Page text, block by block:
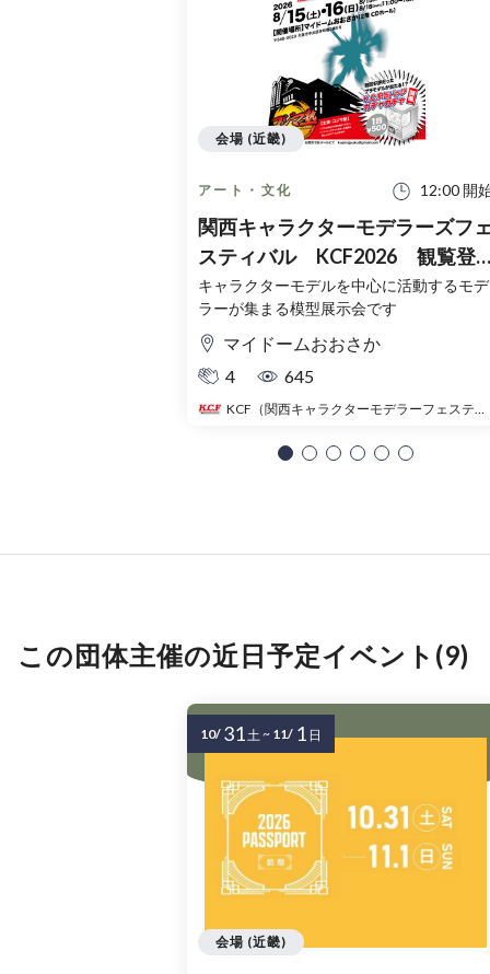
アート・文化 12:00 開
関西キャラクターモデラーズフ
スティバル KCF2026 観覧登
録チケット（無料）
キャラクターモデルを中心に活動するモデ
ラーが集まる模型展示会です
マイドームおおさか
4
645
会場 (近畿)
この団体主催の近日予定イベント(9)
会場 (近畿)
10/ 31土~ 11/ 1 日